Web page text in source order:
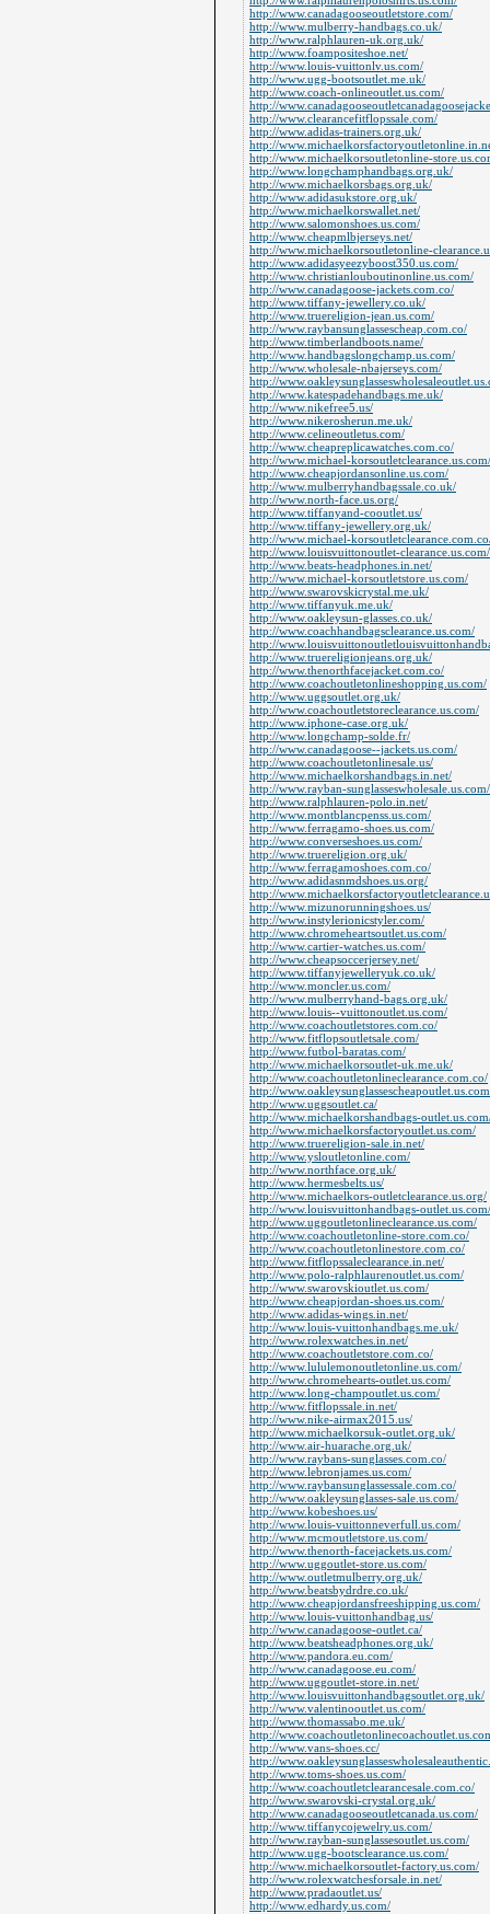
http://www.canadagooseoutletstore.com/
http://www.mulberry-handbags.co.uk/
http://www.ralphlauren-uk.org.uk/
http://www.foampositeshoe.net/
http://www.louis-vuittonlv.us.com/
http://www.ugg-bootsoutlet.me.uk/
http://www.coach-onlineoutlet.us.com/
http://
http://www.clearancefitflopssale.com/
http://www.adidas-trainers.org.uk/
http://
http://www.michaelkorsoutletonline-
http://www.longchamphandbags.org.uk/
http://www.michaelkorsbags.org.uk/
http://www.adidasukstore.org.uk/
http://www.michaelkorswallet.net/
http://www.salomonshoes.us.com/
http://www.cheapmlbjerseys.net/
http://www.michaelkorsoutletonline-
http://www.adidasyeezyboost350.us.com/
http://www.christianlouboutinonline.us.com/
http://www.canadagoose-jackets.com.co/
http://www.tiffany-jewellery.co.uk/
http://www.truereligion-jean.us.com/
http://www.raybansunglassescheap.com.co/
http://www.timberlandboots.name/
http://www.handbagslongchamp.us.com/
http://www.wholesale-nbajerseys.com/
http://
http://www.katespadehandbags.me.uk/
http://www.nikefree5.us/
http://www.nikerosherun.me.uk/
http://www.celineoutletus.com/
http://www.cheapreplicawatches.com.co/
http://www.michael-korsoutletclearance.us.com/
http://www.cheapjordansonline.us.com/
http://www.mulberryhandbagssale.co.uk/
http://www.north-face.us.org/
http://www.tiffanyand-cooutlet.us/
http://www.tiffany-jewellery.org.uk/
http://www.michael-
http://www.louisvuittonoutlet-clearance.us.com/
http://www.beats-headphones.in.net/
http://www.michael-korsoutletstore.us.com/
http://www.swarovskicrystal.me.uk/
http://www.tiffanyuk.me.uk/
http://www.oakleysun-glasses.co.uk/
http://www.coachhandbagsclearance.us.com/
http://
http://www.truereligionjeans.org.uk/
http://www.thenorthfacejacket.com.co/
http://www.coachoutletonlineshopping.us.com/
http://www.uggsoutlet.org.uk/
http://www.coachoutletstoreclearance.us.com/
http://www.iphone-case.org.uk/
http://www.longchamp-solde.fr/
http://www.canadagoose--jackets.us.com/
http://www.coachoutletonlinesale.us/
http://www.michaelkorshandbags.in.net/
http://www.rayban-sunglasseswholesale.us.com/
http://www.ralphlauren-polo.in.net/
http://www.montblancpenss.us.com/
http://www.ferragamo-shoes.us.com/
http://www.converseshoes.us.com/
http://www.truereligion.org.uk/
http://www.ferragamoshoes.com.co/
http://www.adidasnmdshoes.us.org/
http://
http://www.mizunorunningshoes.us/
http://www.instylerionicstyler.com/
http://www.chromeheartsoutlet.us.com/
http://www.cartier-watches.us.com/
http://www.cheapsoccerjersey.net/
http://www.tiffanyjewelleryuk.co.uk/
http://www.moncler.us.com/
http://www.mulberryhand-bags.org.uk/
http://www.louis--vuittonoutlet.us.com/
http://www.coachoutletstores.com.co/
http://www.fitflopsoutletsale.com/
http://www.futbol-baratas.com/
http://www.michaelkorsoutlet-uk.me.uk/
http://www.coachoutletonlineclearance.com.co/
http://
http://www.uggsoutlet.ca/
http://www.michaelkorshandbags-
http://www.michaelkorsfactoryoutlet.us.com/
http://www.truereligion-sale.in.net/
http://www.ysloutletonline.com/
http://www.northface.org.uk/
http://www.hermesbelts.us/
http://www.michaelkors-outletclearance.us.org/
http://www.louisvuittonhandbags-outlet.us.com/
http://www.uggoutletonlineclearance.us.com/
http://www.coachoutletonline-store.com.co/
http://www.coachoutletonlinestore.com.co/
http://www.fitflopssaleclearance.in.net/
http://www.polo-ralphlaurenoutlet.us.com/
http://www.swarovskioutlet.us.com/
http://www.cheapjordan-shoes.us.com/
http://www.adidas-wings.in.net/
http://www.louis-vuittonhandbags.me.uk/
http://www.rolexwatches.in.net/
http://www.coachoutletstore.com.co/
http://www.lululemonoutletonline.us.com/
http://www.chromehearts-outlet.us.com/
http://www.long-champoutlet.us.com/
http://www.fitflopssale.in.net/
http://www.nike-airmax2015.us/
http://www.michaelkorsuk-outlet.org.uk/
http://www.air-huarache.org.uk/
http://www.raybans-sunglasses.com.co/
http://www.lebronjames.us.com/
http://www.raybansunglassessale.com.co/
http://www.oakleysunglasses-sale.us.com/
http://www.kobeshoes.us/
http://www.louis-vuittonneverfull.us.com/
http://www.mcmoutletstore.us.com/
http://www.thenorth-facejackets.us.com/
http://www.uggoutlet-store.us.com/
http://www.outletmulberry.org.uk/
http://www.beatsbydrdre.co.uk/
http://www.cheapjordansfreeshipping.us.com/
http://www.louis-vuittonhandbag.us/
http://www.canadagoose-outlet.ca/
http://www.beatsheadphones.org.uk/
http://www.pandora.eu.com/
http://www.canadagoose.eu.com/
http://www.uggoutlet-store.in.net/
http://www.louisvuittonhandbagsoutlet.org.uk/
http://www.valentinooutlet.us.com/
http://www.thomassabo.me.uk/
http://
http://www.vans-shoes.cc/
http://
http://www.toms-shoes.us.com/
http://www.coachoutletclearancesale.com.co/
http://www.swarovski-crystal.org.uk/
http://www.canadagooseoutletcanada.us.com/
http://www.tiffanycojewelry.us.com/
http://www.rayban-sunglassesoutlet.us.com/
http://www.ugg-bootsclearance.us.com/
http://www.michaelkorsoutlet-factory.us.com/
http://www.rolexwatchesforsale.in.net/
http://www.pradaoutlet.us/
http://www.edhardy.us.com/